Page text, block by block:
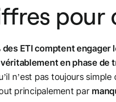
pour
des ETI comptent
en phase de
n’est pas toujours
principalement par